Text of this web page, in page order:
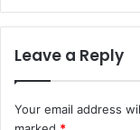
Leave a Reply
Your email address